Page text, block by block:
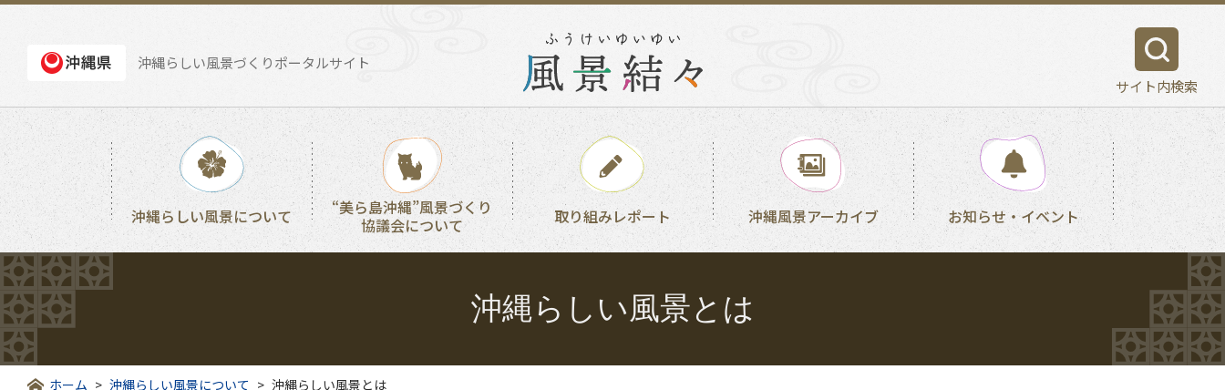
沖縄らしい風景づくりポータルサイト
サイト内検索
沖縄らしい風景について
“美ら島沖縄”風景づくり
協議会について
取り組みレポート 沖縄風景アーカイブ お知らせ・イベント
沖縄らしい風景とは
ホーム 沖縄らしい風景について 沖縄らしい風景とは